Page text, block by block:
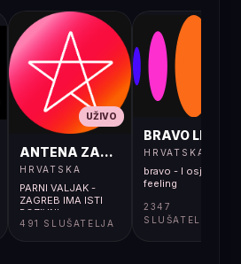
UŽIVO
ANTENA ZAGREB LIVE
HRVATSKA
PARNI VALJAK -
ZAGREB IMA ISTI
POZIVNI
491 SLUŠATELJA
BRAVO LIVE
HRVATSKA
bravo - I osjećaj i
feeling
2347
SLUŠATELJA